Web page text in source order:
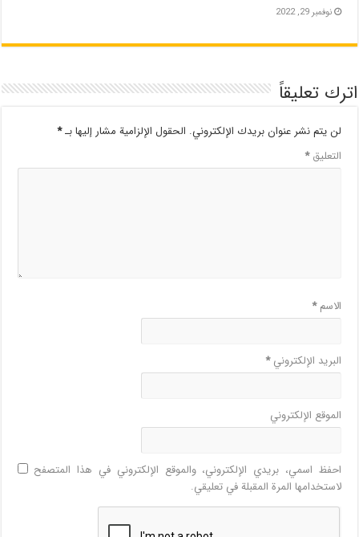
نوفمبر 29, 2022
اترك تعليقاً
لن يتم نشر عنوان بريدك الإلكتروني. الحقول الإلزامية مشار إليها بـ*
التعليق*
الاسم*
البريد الإلكتروني*
الموقع الإلكتروني
احفظ اسمي، بريدي الإلكتروني، والموقع الإلكتروني في هذا المتصفح
لاستخدامها المرة المقبلة في تعليقي.